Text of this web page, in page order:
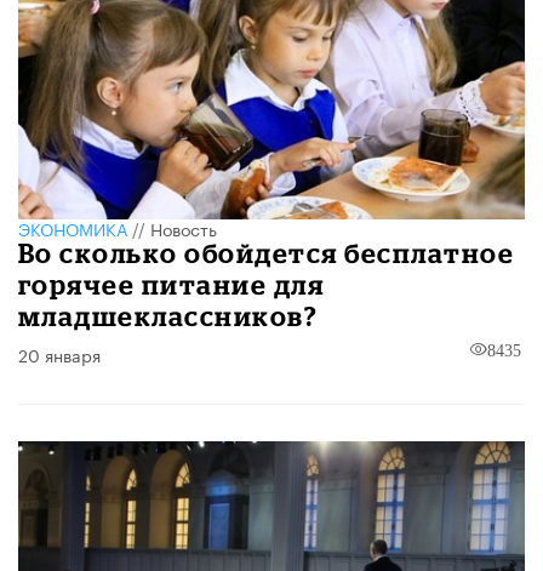
ЭКОНОМИКА// Новость
Во сколько обойдется бесплатное
горячее питание для
младшеклассников?
20 января 8435